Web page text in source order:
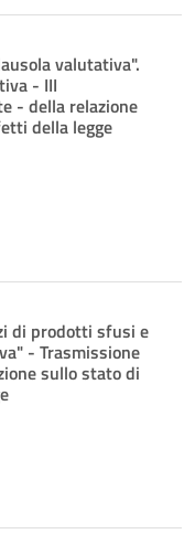
valutativa".
- III
- della relazione
della legge
di prodotti sfusi e
- Trasmissione
sullo stato di